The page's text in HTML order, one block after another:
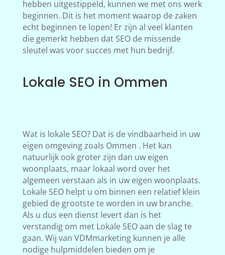
hebben uitgestippeld, kunnen we met ons werk
beginnen. Dit is het moment waarop de zaken
echt beginnen te lopen! Er zijn al veel klanten
die gemerkt hebben dat SEO de missende
sleutel was voor succes met hun bedrijf.
Lokale SEO in Ommen
Wat is lokale SEO? Dat is de vindbaarheid in uw
eigen omgeving zoals Ommen . Het kan
natuurlijk ook groter zijn dan uw eigen
woonplaats, maar lokaal word over het
algemeen verstaan als in uw eigen woonplaats.
Lokale SEO helpt u om binnen een relatief klein
gebied de grootste te worden in uw branche.
Als u dus een dienst levert dan is het
verstandig om met Lokale SEO aan de slag te
gaan. Wij van VDMmarketing kunnen je alle
nodige hulpmiddelen bieden om je